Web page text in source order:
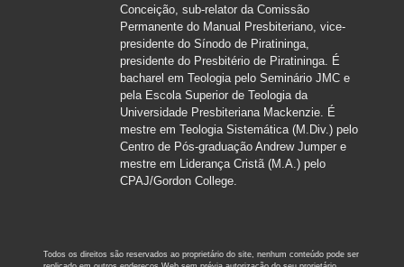
Conceição, sub-relator da Comissão
Permanente do Manual Presbiteriano, vice-
presidente do Sínodo de Piratininga,
presidente do Presbitério de Piratininga. É
bacharel em Teologia pelo Seminário JMC e
pela Escola Superior de Teologia da
Universidade Presbiteriana Mackenzie. É
mestre em Teologia Sistemática (M.Div.) pelo
Centro de Pós-graduação Andrew Jumper e
mestre em Liderança Cristã (M.A.) pelo
CPAJ/Gordon College.
Todos os direitos são reservados ao proprietário do site, nenhum conteúdo pode ser